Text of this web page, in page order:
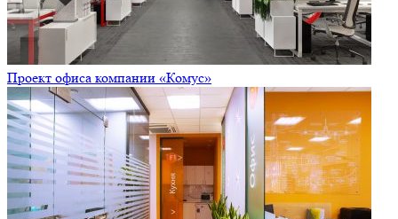
Проект офиса компании «Комус»